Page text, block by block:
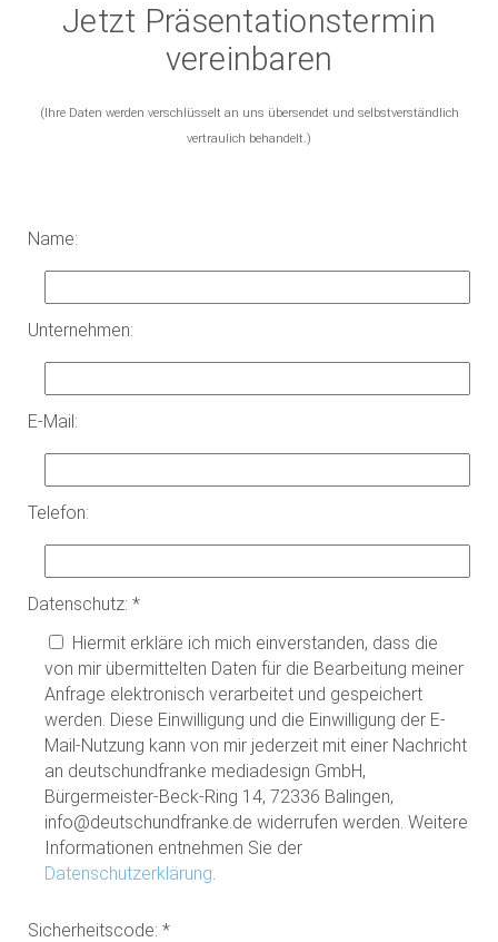
Jetzt Präsentationstermin
vereinbaren
(Ihre Daten werden verschlüsselt an uns übersendet und selbstverständlich
vertraulich behandelt.)
Name:
Unternehmen:
E-Mail:
Telefon:
Datenschutz: *
Hiermit erkläre ich mich einverstanden, dass die
von mir übermittelten Daten für die Bearbeitung meiner
Anfrage elektronisch verarbeitet und gespeichert
werden. Diese Einwilligung und die Einwilligung der E-
Mail-Nutzung kann von mir jederzeit mit einer Nachricht
an deutschundfranke mediadesign GmbH,
Bürgermeister-Beck-Ring 14, 72336 Balingen,
info@deutschundfranke.de widerrufen werden. Weitere
Informationen entnehmen Sie der
Datenschutzerklärung
Sicherheitscode: *